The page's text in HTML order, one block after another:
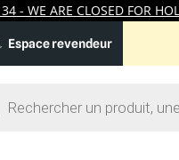
- WE ARE CLOSED FOR
Espace revendeur